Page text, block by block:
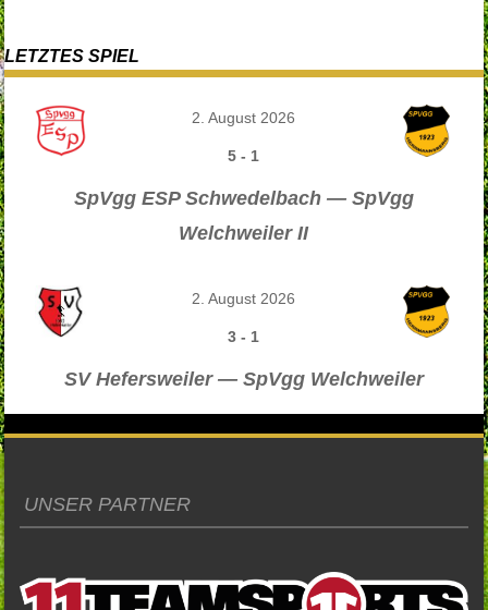
LETZTES SPIEL
2. August 2026
5 - 1
SpVgg ESP Schwedelbach — SpVgg
Welchweiler II
2. August 2026
3 - 1
SV Hefersweiler — SpVgg Welchweiler
UNSER PARTNER